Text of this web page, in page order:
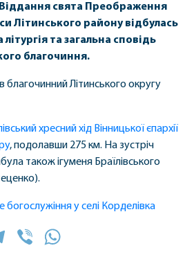
свята Преображення
Літинського району відбулась
та загальна сповідь
благочиння.
благочинний Літинського округу
хресний хід Вінницької єпархії
, подолавши 275 км. На зустріч
також ігуменя Браїлівського
богослужіння у селі Корделівка
Telegram
Viber